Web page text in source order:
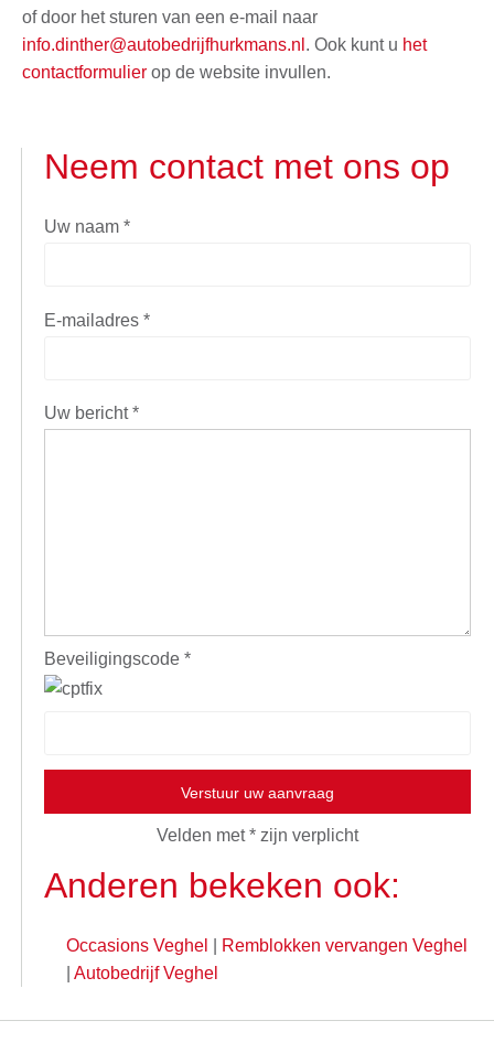
of door het sturen van een e-mail naar
info.dinther@autobedrijfhurkmans.nl . Ook kunt u het
contactformulier op de website invullen.
Neem contact met ons op
Uw naam *
E-mailadres *
Uw bericht *
Beveiligingscode *
Verstuur uw aanvraag
Velden met * zijn verplicht
Anderen bekeken ook:
Occasions Veghel
Remblokken vervangen Veghel
Autobedrijf Veghel